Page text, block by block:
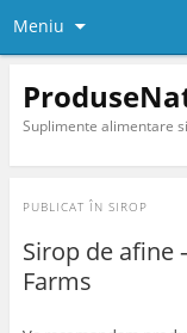
Meniu
Suplimente alimentare
PUBLICAT ÎN SIROP
Sirop de afine
Farms